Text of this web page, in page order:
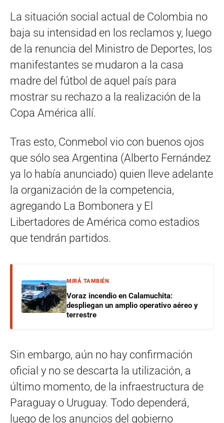
La situación social actual de Colombia no
baja su intensidad en los reclamos y, luego
de la renuncia del Ministro de Deportes, los
manifestantes se mudaron a la casa
madre del fútbol de aquel país para
mostrar su rechazo a la realización de la
Copa América allí.
Tras esto, Conmebol vio con buenos ojos
que sólo sea Argentina (Alberto Fernández
ya lo había anunciado) quien lleve adelante
la organización de la competencia,
agregando La Bombonera y El
Libertadores de América como estadios
que tendrán partidos.
MIRÁ TAMBIÉN
Voraz incendio en Calamuchita:
despliegan un amplio operativo aéreo y
terrestre
Sin embargo, aún no hay confirmación
oficial y no se descarta la utilización, a
último momento, de la infraestructura de
Paraguay o Uruguay. Todo dependerá,
luego de los anuncios del gobierno